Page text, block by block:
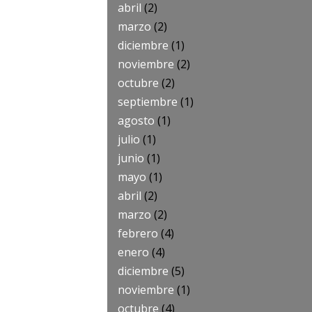
abril (2)
marzo (2)
diciembre (1)
noviembre (2)
octubre (2)
septiembre (1)
agosto (1)
julio (1)
junio (1)
mayo (1)
abril (2)
marzo (2)
febrero (4)
enero (4)
diciembre (5)
noviembre (1)
octubre (4)